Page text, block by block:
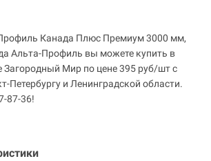
Канада Плюс Премиум 3000 мм,
Альта-Профиль вы можете купить в
Загородный Мир по цене 395 руб/шт с
Петербургу и Ленинградской области.
87-36!